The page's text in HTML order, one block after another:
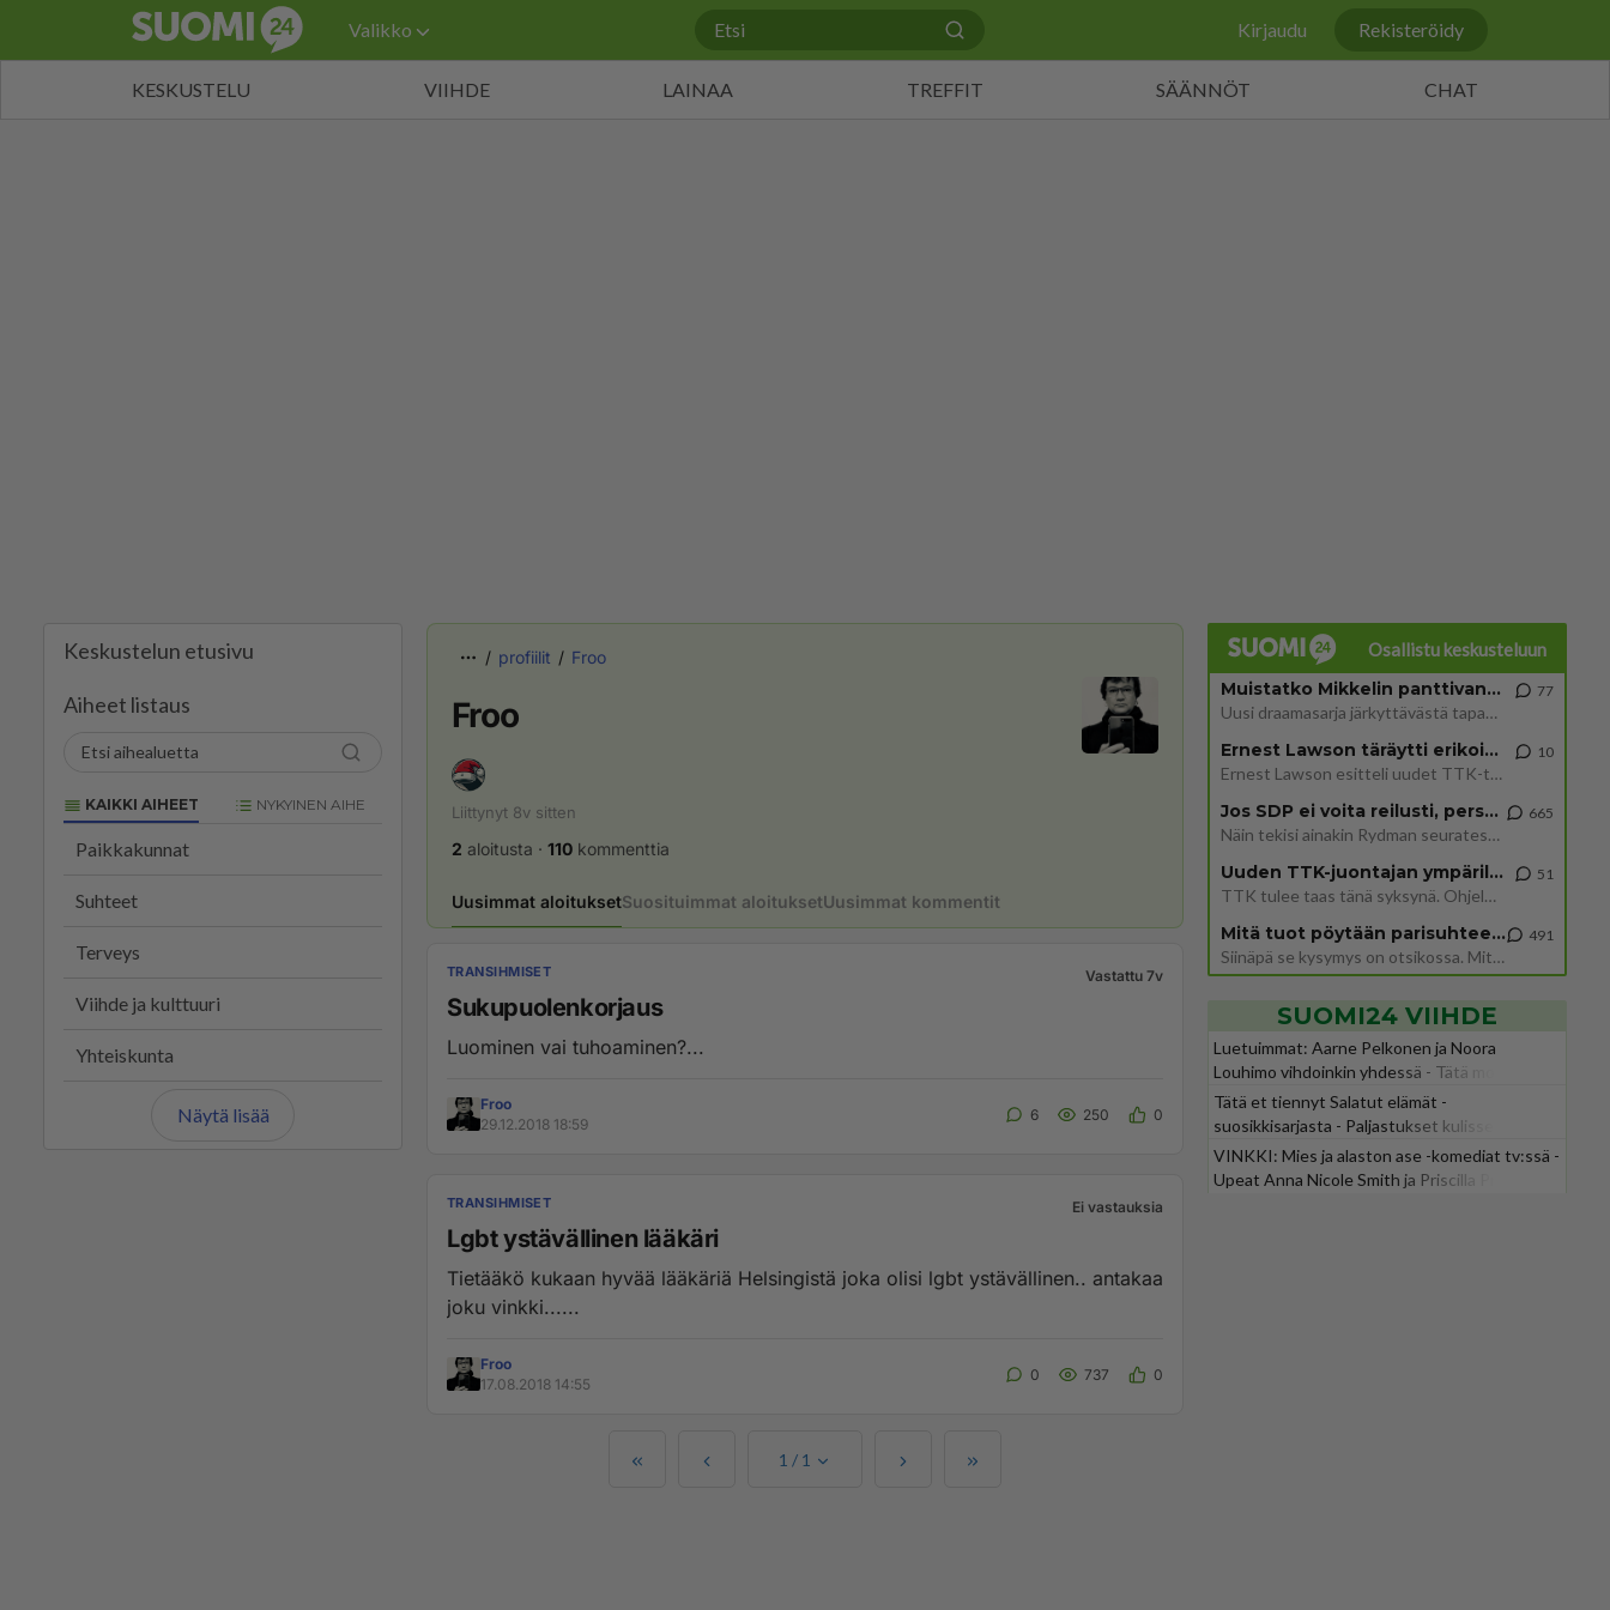
Valikko Kirjaudu Rekisteröidy
KESKUSTELU VIIHDE LAINAA TREFFIT SÄÄNNÖT CHAT
Keskustelun etusivu
Aiheet listaus
KAIKKI AIHEET NYKYINEN AIHE
Paikkakunnat
Suhteet
Terveys
Viihde ja kulttuuri
Yhteiskunta
Näytä lisää
profiilit Froo
Froo
Liittynyt 8v sitten
2 aloitusta · 110 kommenttia
Uusimmat aloituksetSuosituimmat aloituksetUusimmat kommentit
TRANSIHMISET Vastattu 7v
Sukupuolenkorjaus
Luominen vai tuhoaminen?...
Froo
29.12.2018 18:59
6 250 0
TRANSIHMISET Ei vastauksia
Lgbt ystävällinen lääkäri
Tietääkö kukaan hyvää lääkäriä Helsingistä joka olisi lgbt ystävällinen.. antakaa
joku vinkki......
Froo
17.08.2018 14:55
0 737 0
1 / 1
Osallistu keskusteluun
Muistatko Mikkelin panttivankidraaman?
Uusi draamasarja järkyttävästä tapauksesta on tulossa. Tositapahtumiin perustuva sarja ammentaa vuoden 1986 Mikkelin pan
77
Ernest Lawson täräytti erikoisen heiton TTK-lehdistötilaisuudessa: " Onko tässä tarkoituksena...?"
Ernest Lawson esitteli uudet TTK-tähtioppilaat ja opettajat torstaina 6.8. lehdistölle. Tulevalla kaudella on yksi hausk
10
Jos SDP ei voita reilusti, persut kumoavat demokratian Suomesta
Näin tekisi ainakin Rydman seuratessaan idolinsa Trumpin mallia https://www.is.fi/politiikka/art-2000012187244.html
665
Uuden TTK-juontajan ympärillä epätietoisuus sakenee - Nyt MTV hämmentää soppaa
TTK tulee taas tänä syksynä. Ohjelman uudet tähtioppilaat julkistetaan torstaina 6. elokuuta klo 14 alkavassa lehdistö
51
Mitä tuot pöytään parisuhteessa?
Siinäpä se kysymys on otsikossa. Mitäpä siis tuot/toisit pöytään parisuhteessa? Oletko mies vai nainen? Koetko sen mitä
491
SUOMI24 VIIHDE
Luetuimmat: Aarne Pelkonen ja Noora
Louhimo vihdoinkin yhdessä - Tätä moni jo
odotti
Tätä et tiennyt Salatut elämät -
suosikkisarjasta - Paljastukset kulisseista
yllättävät
VINKKI: Mies ja alaston ase -komediat tv:ssä -
Upeat Anna Nicole Smith ja Priscilla Presley